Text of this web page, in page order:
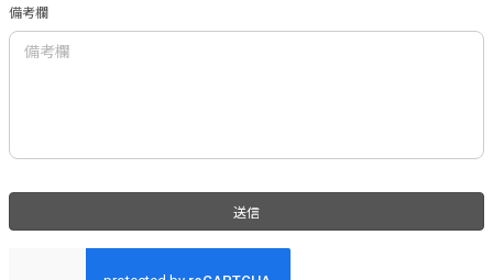
備考欄
送信